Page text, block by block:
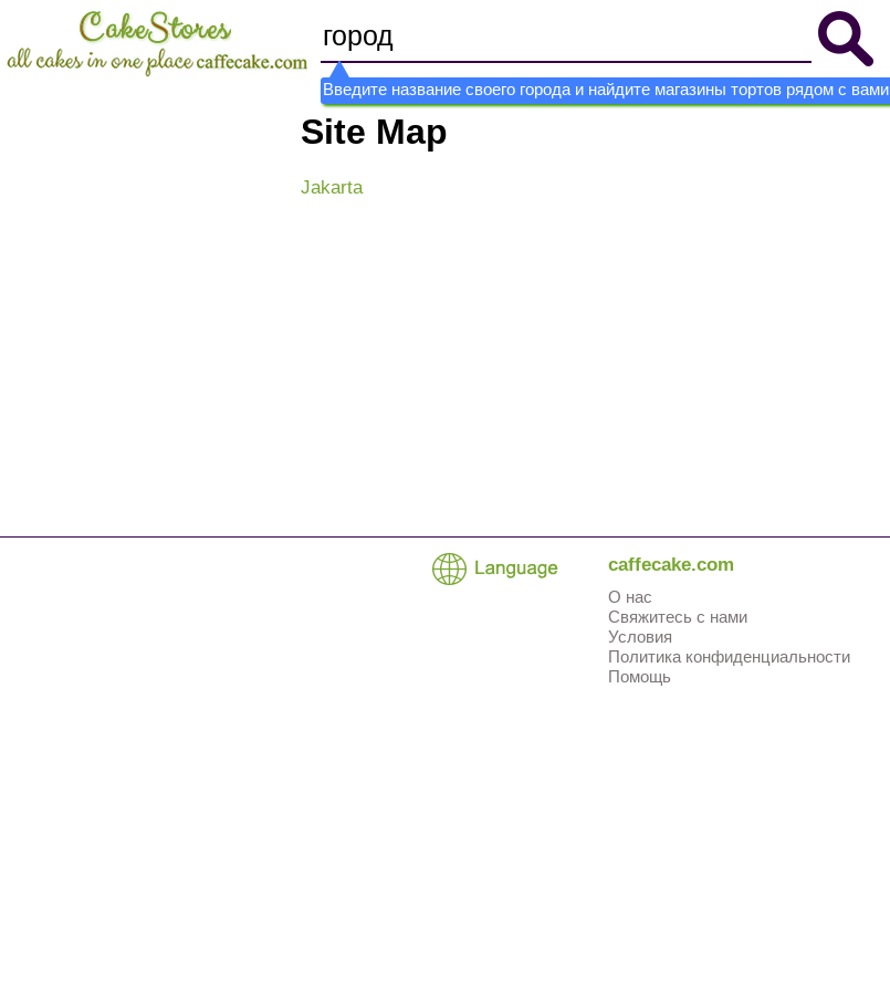
Введите название своего города и найдите магазины тортов рядом с вами
Site Map
Jakarta
caffecake.com
О нас
Свяжитесь с нами
Условия
Политика конфиденциальности
Помощь